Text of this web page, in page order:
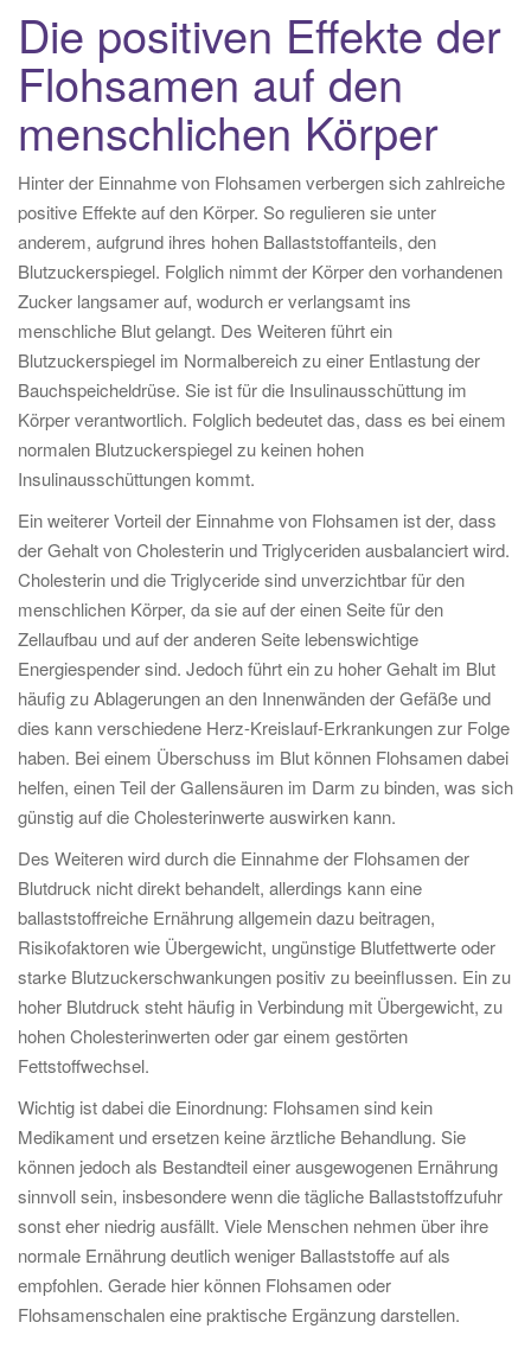
Die positiven Effekte der
Flohsamen auf den
menschlichen Körper
Hinter der Einnahme von Flohsamen verbergen sich zahlreiche
positive Effekte auf den Körper. So regulieren sie unter
anderem, aufgrund ihres hohen Ballaststoffanteils, den
Blutzuckerspiegel. Folglich nimmt der Körper den vorhandenen
Zucker langsamer auf, wodurch er verlangsamt ins
menschliche Blut gelangt. Des Weiteren führt ein
Blutzuckerspiegel im Normalbereich zu einer Entlastung der
Bauchspeicheldrüse. Sie ist für die Insulinausschüttung im
Körper verantwortlich. Folglich bedeutet das, dass es bei einem
normalen Blutzuckerspiegel zu keinen hohen
Insulinausschüttungen kommt.
Ein weiterer Vorteil der Einnahme von Flohsamen ist der, dass
der Gehalt von Cholesterin und Triglyceriden ausbalanciert wird.
Cholesterin und die Triglyceride sind unverzichtbar für den
menschlichen Körper, da sie auf der einen Seite für den
Zellaufbau und auf der anderen Seite lebenswichtige
Energiespender sind. Jedoch führt ein zu hoher Gehalt im Blut
häufig zu Ablagerungen an den Innenwänden der Gefäße und
dies kann verschiedene Herz-Kreislauf-Erkrankungen zur Folge
haben. Bei einem Überschuss im Blut können Flohsamen dabei
helfen, einen Teil der Gallensäuren im Darm zu binden, was sich
günstig auf die Cholesterinwerte auswirken kann.
Des Weiteren wird durch die Einnahme der Flohsamen der
Blutdruck nicht direkt behandelt, allerdings kann eine
ballaststoffreiche Ernährung allgemein dazu beitragen,
Risikofaktoren wie Übergewicht, ungünstige Blutfettwerte oder
starke Blutzuckerschwankungen positiv zu beeinflussen. Ein zu
hoher Blutdruck steht häufig in Verbindung mit Übergewicht, zu
hohen Cholesterinwerten oder gar einem gestörten
Fettstoffwechsel.
Wichtig ist dabei die Einordnung: Flohsamen sind kein
Medikament und ersetzen keine ärztliche Behandlung. Sie
können jedoch als Bestandteil einer ausgewogenen Ernährung
sinnvoll sein, insbesondere wenn die tägliche Ballaststoffzufuhr
sonst eher niedrig ausfällt. Viele Menschen nehmen über ihre
normale Ernährung deutlich weniger Ballaststoffe auf als
empfohlen. Gerade hier können Flohsamen oder
Flohsamenschalen eine praktische Ergänzung darstellen.